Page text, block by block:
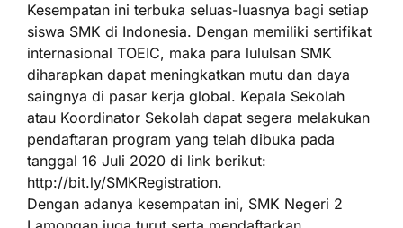
Kesempatan ini terbuka seluas-luasnya bagi setiap
siswa SMK di Indonesia. Dengan memiliki sertifikat
internasional TOEIC, maka para lululsan SMK
diharapkan dapat meningkatkan mutu dan daya
saingnya di pasar kerja global. Kepala Sekolah
atau Koordinator Sekolah dapat segera melakukan
pendaftaran program yang telah dibuka pada
tanggal 16 Juli 2020 di link berikut:
http://bit.ly/SMKRegistration.
Dengan adanya kesempatan ini, SMK Negeri 2